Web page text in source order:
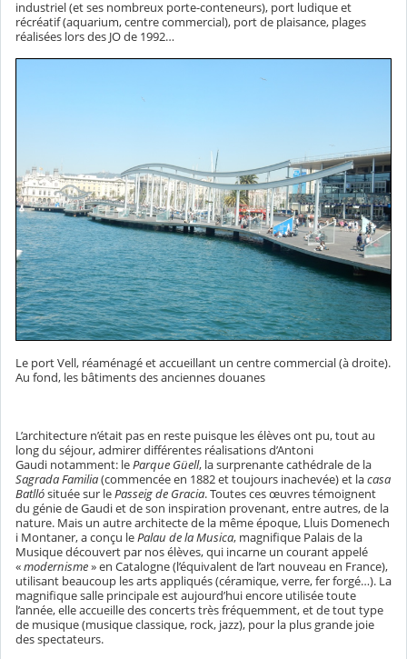
industriel (et ses nombreux porte-conteneurs), port ludique et
récréatif (aquarium, centre commercial), port de plaisance, plages
réalisées lors des JO de 1992…
Le port Vell, réaménagé et accueillant un centre commercial (à droite).
Au fond, les bâtiments des anciennes douanes
L’architecture n’était pas en reste puisque les élèves ont pu, tout au
long du séjour, admirer différentes réalisations d’Antoni
Gaudi notamment: leParque Güell, la surprenante cathédrale de la
Sagrada Familia(commencée en 1882 et toujours inachevée) et lacasa
Batllósituée sur lePasseig de Gracia. Toutes ces œuvres témoignent
du génie de Gaudi et de son inspiration provenant, entre autres, de la
nature. Mais un autre architecte de la même époque, Lluis Domenech
i Montaner, a conçu lePalau de la Musica, magnifique Palais de la
Musique découvert par nos élèves, qui incarne un courant appelé
«modernisme» en Catalogne (l’équivalent de l’art nouveau en France),
utilisant beaucoup les arts appliqués (céramique, verre, fer forgé…). La
magnifique salle principale est aujourd’hui encore utilisée toute
l’année, elle accueille des concerts très fréquemment, et de tout type
de musique (musique classique, rock, jazz), pour la plus grande joie
des spectateurs.